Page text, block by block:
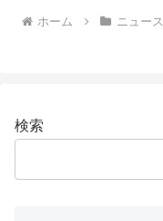
ホーム ニュース
検索